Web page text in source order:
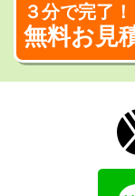
３分で完了！
無料お見